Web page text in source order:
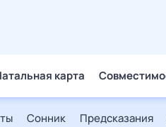
карта
Сонник Предсказания